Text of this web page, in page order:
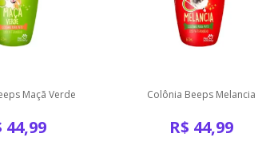
Maçã Verde
44,99
Colônia Beeps Melancia
R$ 44,99